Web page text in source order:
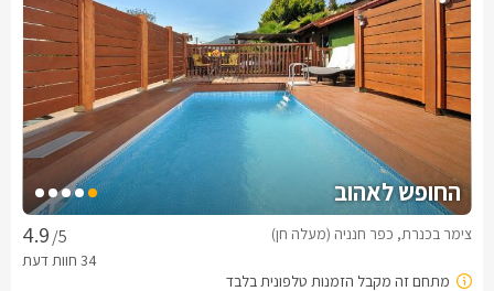
החופש לאהוב
/5 צימר בכנרת, כפר חנניה (מעלה חן)